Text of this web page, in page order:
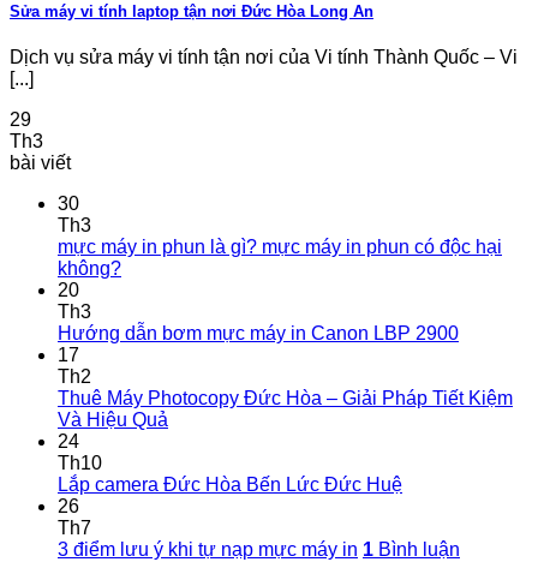
Sửa máy vi tính laptop tận nơi Đức Hòa Long An
Dịch vụ sửa máy vi tính tận nơi của Vi tính Thành Quốc – Vi
[...]
29
Th3
bài viết
30
Th3
mực máy in phun là gì? mực máy in phun có độc hại
không?
20
Th3
Hướng dẫn bơm mực máy in Canon LBP 2900
17
Th2
Thuê Máy Photocopy Đức Hòa – Giải Pháp Tiết Kiệm
Và Hiệu Quả
24
Th10
Lắp camera Đức Hòa Bến Lức Đức Huệ
26
Th7
3 điểm lưu ý khi tự nạp mực máy in 1 Bình luận